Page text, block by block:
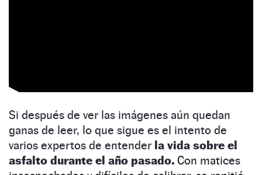
Si después de ver las imágenes aún quedan
ganas de leer, lo que sigue es el intento de
varios expertos de entender la vida sobre el
asfalto durante el año pasado. Con matices